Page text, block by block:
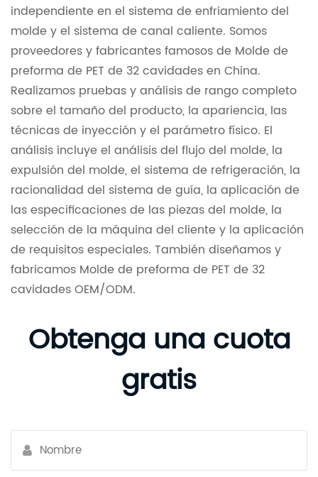
independiente en el sistema de enfriamiento del
molde y el sistema de canal caliente. Somos
proveedores y fabricantes famosos de Molde de
preforma de PET de 32 cavidadesen China.
Realizamos pruebas y análisis de rango completo
sobre el tamaño del producto, la apariencia, las
técnicas de inyección y el parámetro físico. El
análisis incluye el análisis del flujo del molde, la
expulsión del molde, el sistema de refrigeración, la
racionalidad del sistema de guía, la aplicación de
las especificaciones de las piezas del molde, la
selección de la máquina del cliente y la aplicación
de requisitos especiales. También diseñamos y
fabricamos Molde de preforma de PET de 32
cavidades OEM/ODM.
Obtenga una cuota
gratis